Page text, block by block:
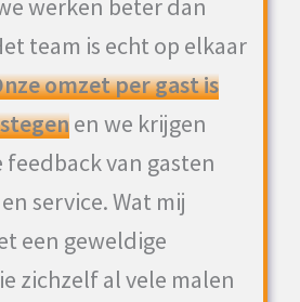
werken beter dan
team is echt op elkaar
omzet per gast is
en we krijgen
feedback van gasten
service. Wat mij
een geweldige
zichzelf al vele malen